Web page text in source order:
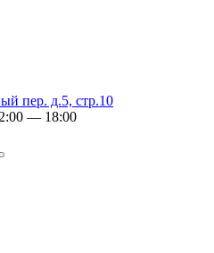
пер. д.5, стр.10
— 18:00